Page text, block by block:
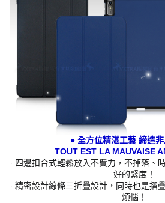
● 全方位精湛工藝 締造
TOUT EST LA MAUVAISE
‧ 四邊扣合式輕鬆放入不費力，不掉落、
好的緊度！
‧ 精密設計線條三折疊設計，同時也是摺
煩惱！